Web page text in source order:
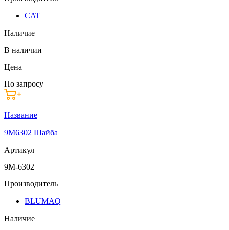
CAT
Наличие
В наличии
Цена
По запросу
Название
9M6302 Шайба
Артикул
9M-6302
Производитель
BLUMAQ
Наличие